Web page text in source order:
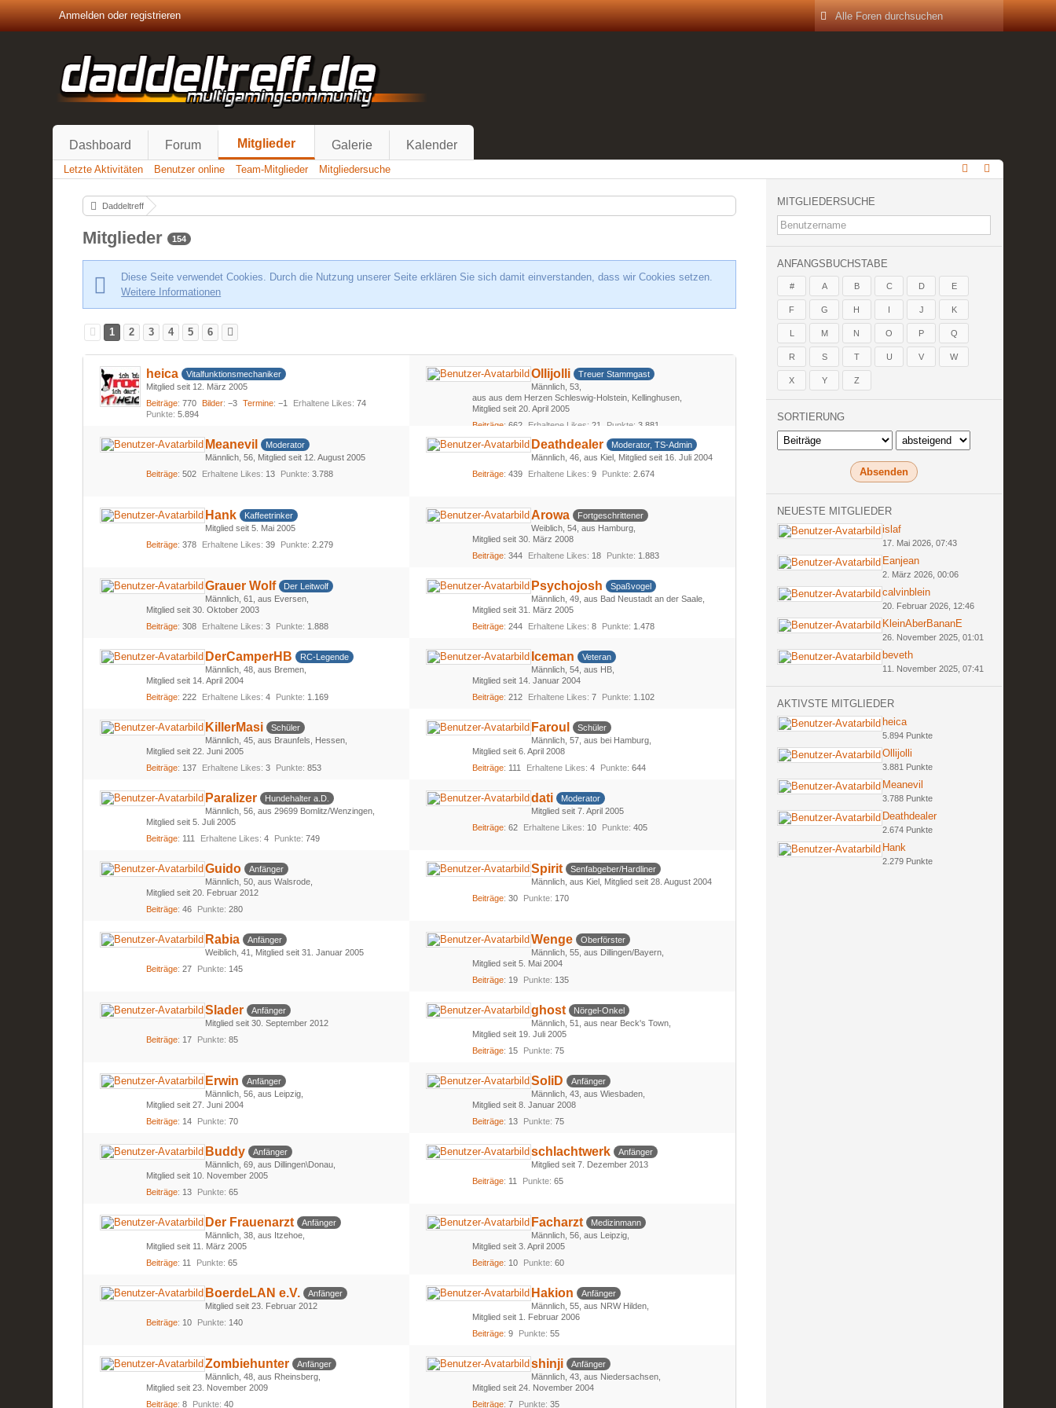
Anmelden oder registrieren
Dashboard Forum Mitglieder Galerie Kalender
Letzte Aktivitäten Benutzer online Team-Mitglieder Mitgliedersuche
Daddeltreff
Mitglieder 154
Diese Seite verwendet Cookies. Durch die Nutzung unserer Seite erklären Sie sich damit einverstanden, dass wir Cookies setzen.
Weitere Informationen
1 2 3 4 5 6
heica
Vitalfunktionsmechaniker
Mitglied seit 12. März 2005
Beiträge 770 Bilder −3 Termine −1 Erhaltene Likes
74
Punkte 5.894
Ollijolli
Treuer Stammgast
Männlich 53
aus aus dem Herzen Schleswig-Holstein, Kellinghusen
Mitglied seit 20. April 2005
Beiträge 662 Erhaltene Likes 21 Punkte 3.881
Meanevil
Moderator
Männlich 56 Mitglied seit 12. August 2005
Beiträge 502 Erhaltene Likes 13 Punkte 3.788
Deathdealer
Moderator, TS-Admin
Männlich 46 aus Kiel Mitglied seit 16. Juli 2004
Beiträge 439 Erhaltene Likes 9 Punkte 2.674
Hank
Kaffeetrinker
Mitglied seit 5. Mai 2005
Beiträge 378 Erhaltene Likes 39 Punkte 2.279
Arowa
Fortgeschrittener
Weiblich 54 aus Hamburg
Mitglied seit 30. März 2008
Beiträge 344 Erhaltene Likes 18 Punkte 1.883
Grauer Wolf
Der Leitwolf
Männlich 61
aus Eversen
Mitglied seit 30. Oktober 2003
Beiträge 308 Erhaltene Likes 3 Punkte 1.888
Psychojosh
Spaßvogel
Männlich 49 aus Bad Neustadt an der Saale
Mitglied seit 31. März 2005
Beiträge 244 Erhaltene Likes 8 Punkte 1.478
DerCamperHB
RC-Legende
Männlich 48 aus Bremen
Mitglied seit 14. April 2004
Beiträge 222 Erhaltene Likes 4 Punkte 1.169
Iceman
Veteran
Männlich 54 aus HB
Mitglied seit 14. Januar 2004
Beiträge 212 Erhaltene Likes 7 Punkte 1.102
KillerMasi
Schüler
Männlich 45 aus Braunfels, Hessen
Mitglied seit 22. Juni 2005
Beiträge 137 Erhaltene Likes 3 Punkte 853
Faroul
Schüler
Männlich 57 aus bei Hamburg
Mitglied seit 6. April 2008
Beiträge 111 Erhaltene Likes 4 Punkte 644
Paralizer
Hundehalter a.D.
Männlich 56 aus 29699 Bomlitz/Wenzingen
Mitglied seit 5. Juli 2005
Beiträge 111 Erhaltene Likes 4 Punkte 749
dati
Moderator
Mitglied seit 7. April 2005
Beiträge 62 Erhaltene Likes 10 Punkte 405
Guido
Anfänger
Männlich 50 aus Walsrode
Mitglied seit 20. Februar 2012
Beiträge 46 Punkte 280
Spirit
Senfabgeber/Hardliner
Männlich aus Kiel Mitglied seit 28. August 2004
Beiträge 30 Punkte 170
Rabia
Anfänger
Weiblich 41
Mitglied seit 31. Januar 2005
Beiträge 27 Punkte 145
Wenge
Oberförster
Männlich 55 aus Dillingen/Bayern
Mitglied seit 5. Mai 2004
Beiträge 19 Punkte 135
Slader
Anfänger
Mitglied seit 30. September 2012
Beiträge 17 Punkte 85
ghost
Nörgel-Onkel
Männlich 51
aus near Beck's Town
Mitglied seit 19. Juli 2005
Beiträge 15 Punkte 75
Erwin
Anfänger
Männlich 56 aus Leipzig
Mitglied seit 27. Juni 2004
Beiträge 14 Punkte 70
SoliD
Anfänger
Männlich 43 aus Wiesbaden
Mitglied seit 8. Januar 2008
Beiträge 13 Punkte 75
Buddy
Anfänger
Männlich 69 aus Dillingen\Donau
Mitglied seit 10. November 2005
Beiträge 13 Punkte 65
schlachtwerk
Anfänger
Mitglied seit 7. Dezember 2013
Beiträge 11 Punkte 65
Der Frauenarzt
Anfänger
Männlich 38 aus Itzehoe
Mitglied seit 11. März 2005
Beiträge 11 Punkte 65
Facharzt
Medizinmann
Männlich 56 aus Leipzig
Mitglied seit 3. April 2005
Beiträge 10 Punkte 60
BoerdeLAN e.V.
Anfänger
Mitglied seit 23. Februar 2012
Beiträge 10 Punkte 140
Hakion
Anfänger
Männlich 55 aus NRW Hilden
Mitglied seit 1. Februar 2006
Beiträge 9 Punkte 55
Zombiehunter
Anfänger
Männlich 48 aus Rheinsberg
Mitglied seit 23. November 2009
Beiträge 8 Punkte 40
shinji
Anfänger
Männlich 43 aus Niedersachsen
Mitglied seit 24. November 2004
Beiträge 7 Punkte 35
MITGLIEDERSUCHE
ANFANGSBUCHSTABE
# A B C D E
F G H I J K
L M N O P Q
R S T U V W
X Y Z
SORTIERUNG
NEUESTE MITGLIEDER
islaf
17. Mai 2026, 07:43
Eanjean
2. März 2026, 00:06
calvinblein
20. Februar 2026, 12:46
KleinAberBananE
26. November 2025, 01:01
beveth
11. November 2025, 07:41
AKTIVSTE MITGLIEDER
heica
5.894 Punkte
Ollijolli
3.881 Punkte
Meanevil
3.788 Punkte
Deathdealer
2.674 Punkte
Hank
2.279 Punkte